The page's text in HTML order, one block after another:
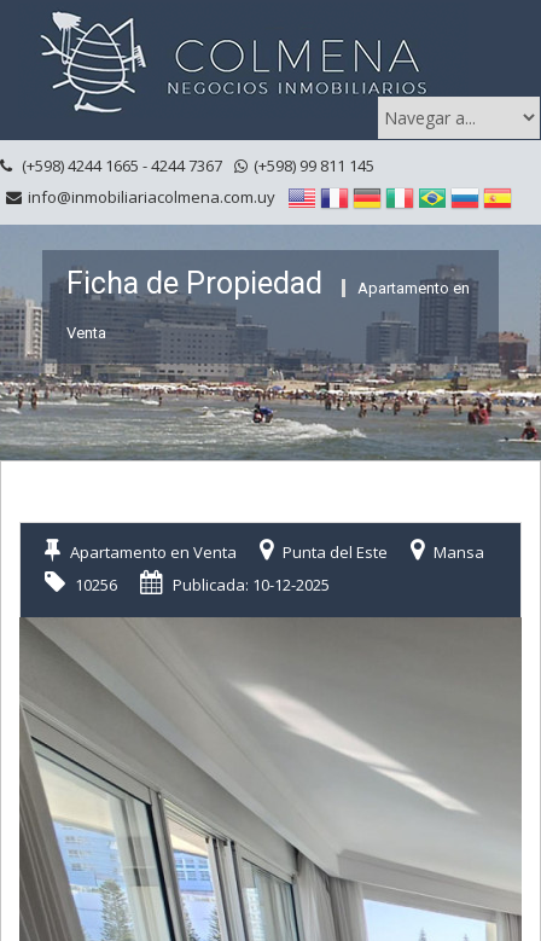
(+598) 4244 1665 - 4244 7367
(+598) 99 811 145
info@inmobiliariacolmena.com.uy
Ficha de Propiedad Apartamento en
Venta
Apartamento en Venta Punta del Este
Mansa
10256
Publicada: 10-12-2025